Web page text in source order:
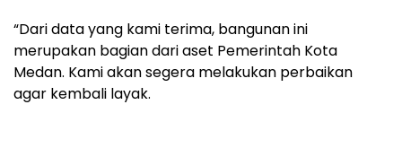
“Dari data yang kami terima, bangunan ini
merupakan bagian dari aset Pemerintah Kota
Medan. Kami akan segera melakukan perbaikan
agar kembali layak.